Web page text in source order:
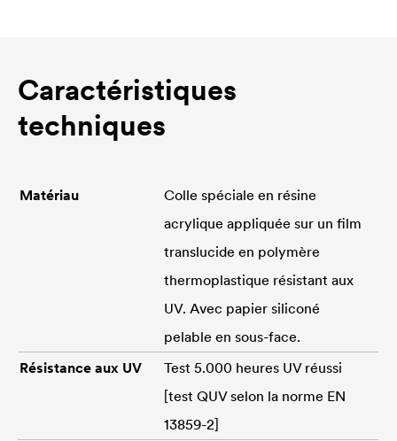
Caractéristiques
techniques
Matériau
Colle spéciale en résine
acrylique appliquée sur un film
translucide en polymère
thermoplastique résistant aux
UV. Avec papier siliconé
pelable en sous-face.
Résistance aux UV
Test 5.000 heures UV réussi
[test QUV selon la norme EN
13859-2]